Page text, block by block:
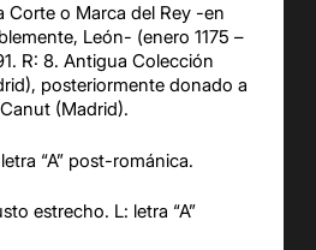
Corte o Marca del Rey -en
León- (enero 1175 –
R: 8. Antigua Colección
posteriormente donado a
(Madrid).
“A” post-románica.
estrecho. L: letra “A”